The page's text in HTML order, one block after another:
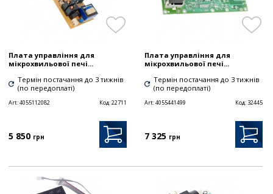
Плата управління для
мікрохвильової печі...
Термін постачання до 3 тижнів
(по передоплаті)
Art:4055112082 Код:22711
5 850 грн
Плата управління для
мікрохвильової печі...
Термін постачання до 3 тижнів
(по передоплаті)
Art:4055441499 Код: 32445
7 325 грн